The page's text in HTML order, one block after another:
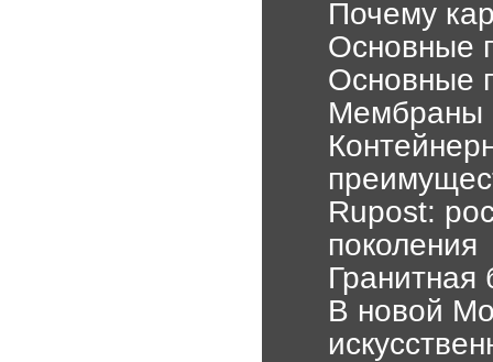
Почему
Основные
Основные
Мембраны
Rupost:
поколения
Гранитная
В новой